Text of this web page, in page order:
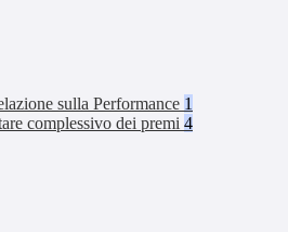
sulla Performance 1
complessivo dei premi 4